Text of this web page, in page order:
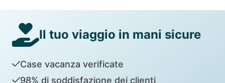
Il tuo viaggio in mani sicure
Case vacanza verificate
98% di soddisfazione dei clienti